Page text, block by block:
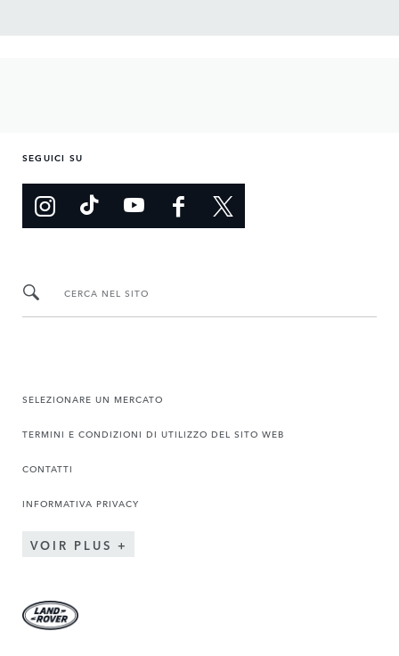
SEGUICI SU
CERCA NEL SITO
SELEZIONARE UN MERCATO
TERMINI E CONDIZIONI DI UTILIZZO DEL SITO WEB
CONTATTI
INFORMATIVA PRIVACY
VOIR PLUS